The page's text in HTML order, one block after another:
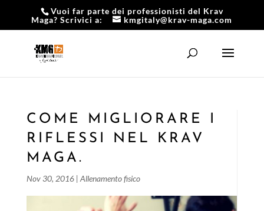
Vuoi far parte dei professionisti del Krav
Maga? Scrivici a:
kmgitaly@krav-maga.com
COME MIGLIORARE I
RIFLESSI NEL KRAV
MAGA.
Nov 30, 2016| Allenamento fisico